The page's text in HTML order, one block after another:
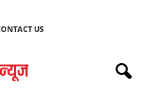
US